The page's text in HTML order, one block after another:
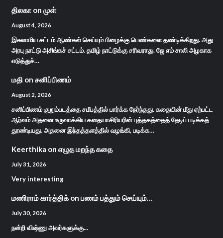
திலகா on முள்
August 4, 2026
இசுலாமிய சட்டம் ஆண்கள் செய்யும் பிழைக்கு பெண்களை தண்டிக்கிறது. அது
அரபு நாட்டு அசிங்கச் சட்டம். தமிழ் நாட்டுக்கு சரிவராது. ஜே எம் சாலி அழகாக
எடுத்துச்…
மதி on சனிப்பிணம்
August 2, 2026
சனிப்பிணம் குறும்படத்தை சமீபத்தில் பார்க்க நேர்ந்தது. கதையின் மீது ஏற்பட்ட
ஆர்வம் அதனை உருவாக்கிய கதையாசிரியரின் புத்தகத்தைத் தேடிப் படிக்கத்
தூண்டியது. அதனை இந்தத்தளத்தில் வழங்கி, படிக்க…
Keerthika on எழுத மறந்த கதை
July 31, 2026
Very interesting
மணிராம் கார்த்திக்on பணம் பத்தும் செய்யும்…
July 30, 2026
நன்றி விஷ்ணு அவர்களுக்கு...